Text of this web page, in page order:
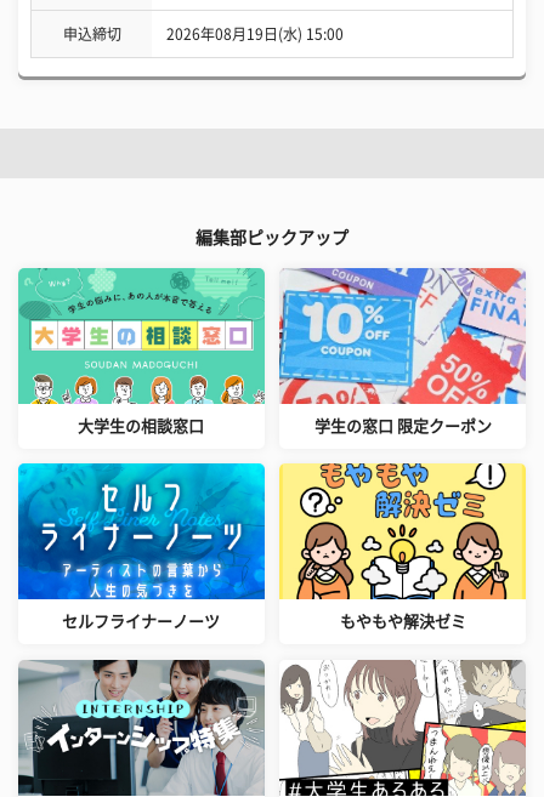
申込締切 2026年08月19日(水) 15:00
編集部ピックアップ
大学生の相談窓口 学生の窓口 限定クーポン
セルフライナーノーツ もやもや解決ゼミ